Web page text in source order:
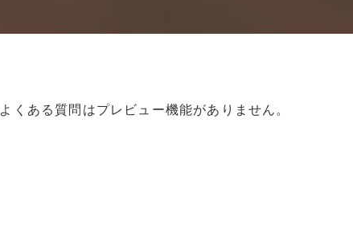
よくある質問はプレビュー機能がありません。